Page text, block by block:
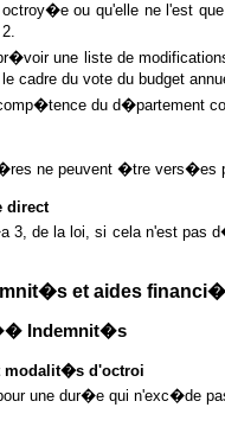
ou qu'elle ne l'est
une liste de
cadre du vote du budget
du d�partement
ne peuvent �tre vers�es
3, de la loi, si cela n'est
et aides
Indemnit�s
d'octroi
une dur�e qui n'exc�de